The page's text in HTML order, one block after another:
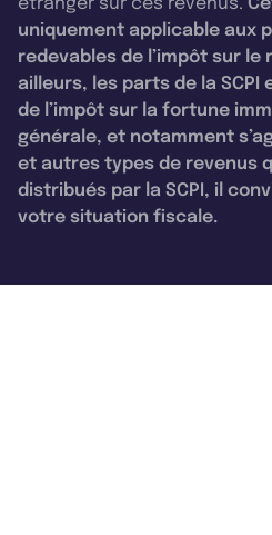
étranger sur ces revenus.
uniquement applicable aux
redevables de l’impôt sur le
ailleurs, les parts de la SCPI
de l’impôt sur la fortune
générale, et notamment
et autres types de revenus
distribués par la SCPI, il
votre situation fiscale.